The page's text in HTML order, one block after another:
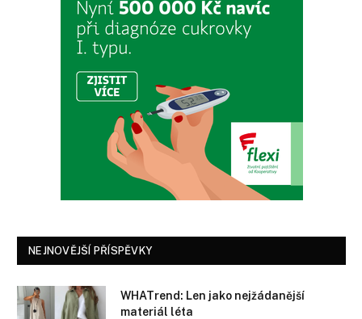
NEJNOVĚJŠÍ PŘÍSPĚVKY
WHATrend: Len jako nejžádanější
materiál léta